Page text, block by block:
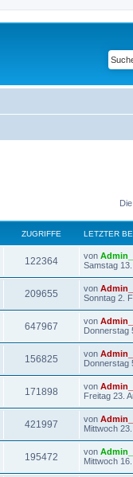
ZUGRIFFE LETZTER
122364 von
Samstag
209655 von
Sonntag 2.
647967 von
Donnerstag
156825 von
Donnerstag
171898 von
Freitag 23.
421997 von
Mittwoch
195472 von
Mittwoch